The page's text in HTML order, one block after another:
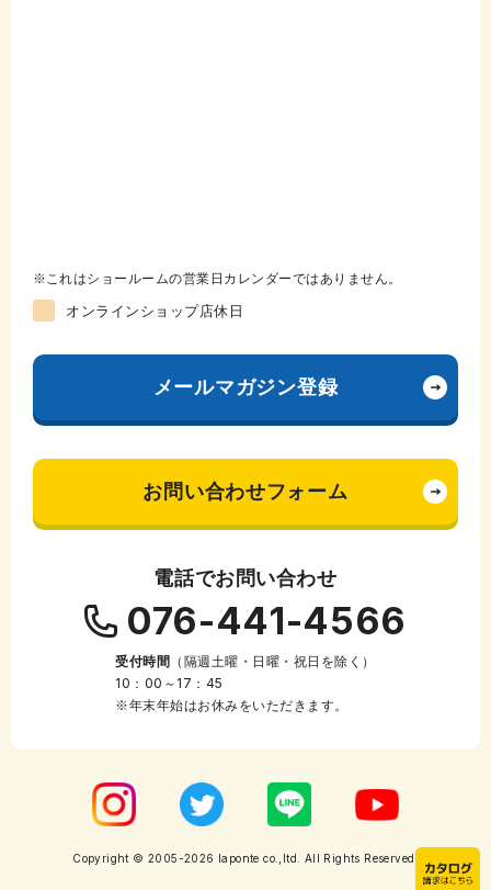
これはショールームの営業日カレンダーではありません。
オンラインショップ店休日
メールマガジン登録
お問い合わせフォーム
電話でお問い合わせ
076-441-4566
受付時間 （隔週土曜・日曜・祝日を除く）
10：00～17：45
※年末年始はお休みをいただきます。
Copyright © 2005-2026 laponte co.,ltd. All Rights Reserved.